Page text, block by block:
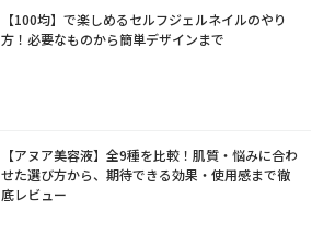
【100均】で楽しめるセルフジェルネイルのやり
方！必要なものから簡単デザインまで
【アヌア美容液】全9種を比較！肌質・悩みに合わ
せた選び方から、期待できる効果・使用感まで徹
底レビュー